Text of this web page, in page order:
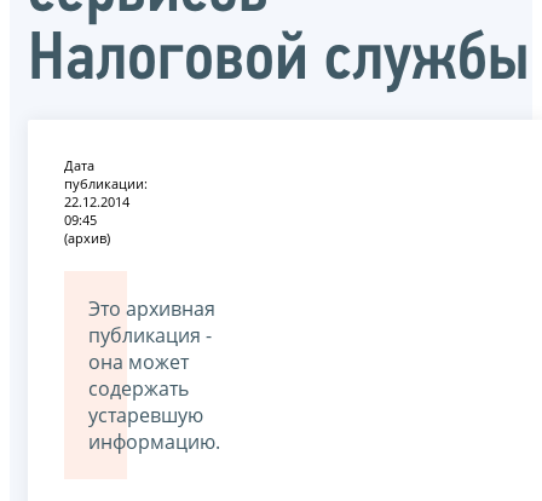
Налоговой службы
Дата
публикации:
22.12.2014
09:45
(архив)
Это архивная
публикация -
она может
содержать
устаревшую
информацию.